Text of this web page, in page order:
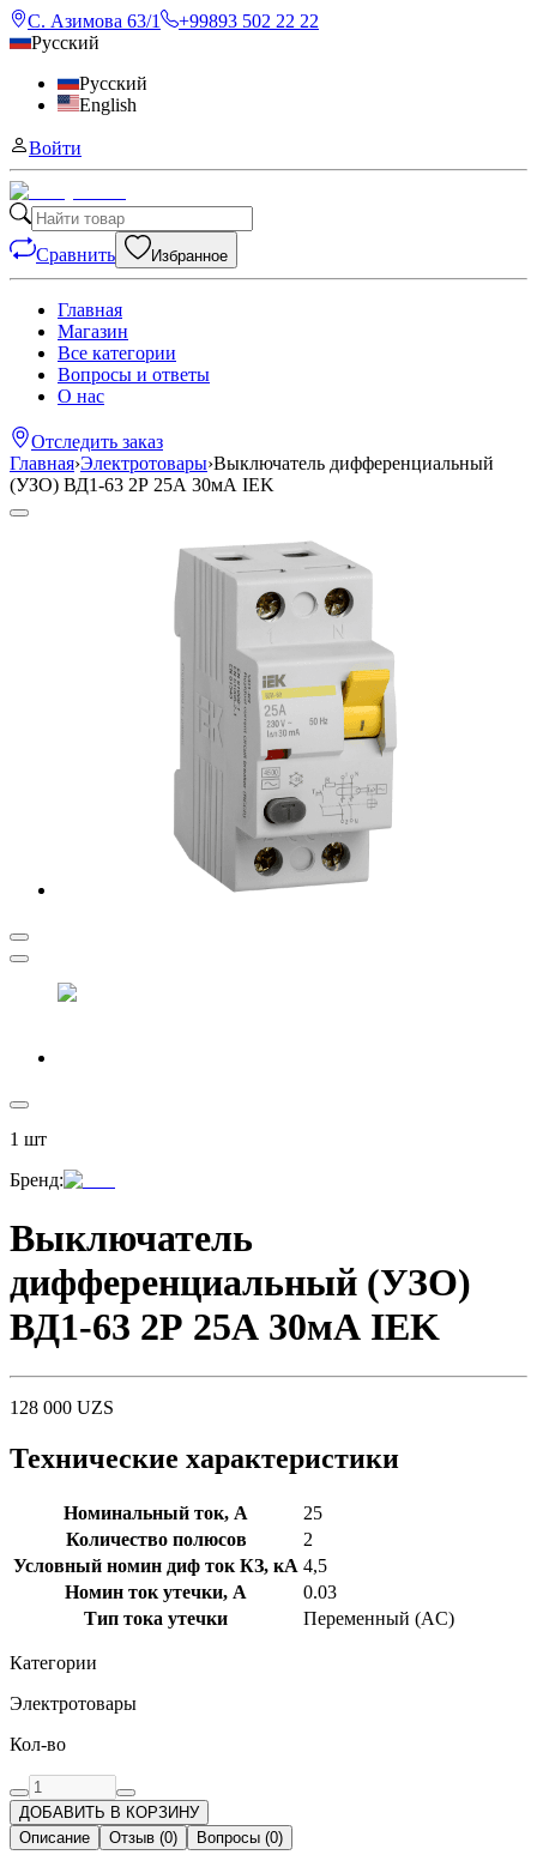
С. Азимова 63/1
+99893 502 22 22
Русский
Русский
English
Войти
Сравнить Избранное
Главная
Магазин
Все категории
Вопросы и ответы
О нас
Отследить заказ
Главная›Электротовары›Выключатель дифференциальный
(УЗО) ВД1-63 2Р 25А 30мА IEK
1 шт
Бренд:
Выключатель
дифференциальный (УЗО)
ВД1-63 2Р 25А 30мА IEK
128 000 UZS
Технические характеристики
Номинальный ток, А
25
Количество полюсов
2
Условный номин диф ток КЗ, кА 4,5
Номин ток утечки, А
0.03
Тип тока утечки
Переменный (AC)
Категории
Электротовары
Кол-во
ДОБАВИТЬ В КОРЗИНУ
Описание
Отзыв (0) Вопросы (0)